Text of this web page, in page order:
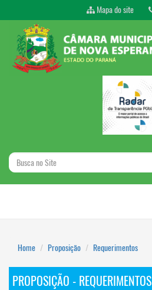
Mapa do site
Home Proposição Requerimentos
PROPOSIÇÃO - REQUERIMENTOS